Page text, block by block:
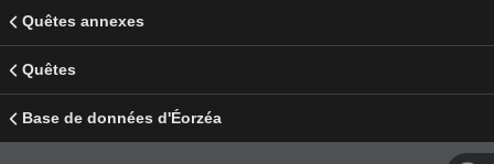
Quêtes annexes
Quêtes
Base de données d'Éorzéa